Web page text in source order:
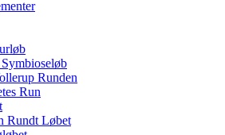
Runden
Run
Rundt Løbet